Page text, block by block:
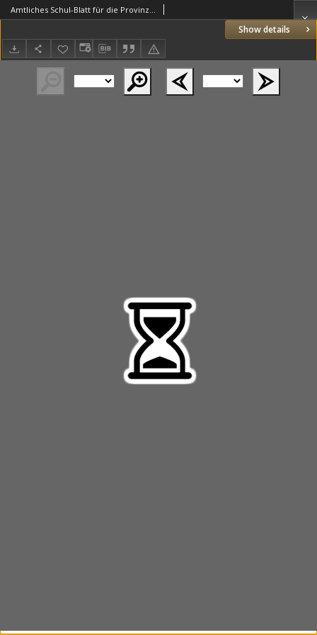
Show details
Amtliches Schul-Blatt für die Provinz Posen 1878.11.30 R.11 nr22